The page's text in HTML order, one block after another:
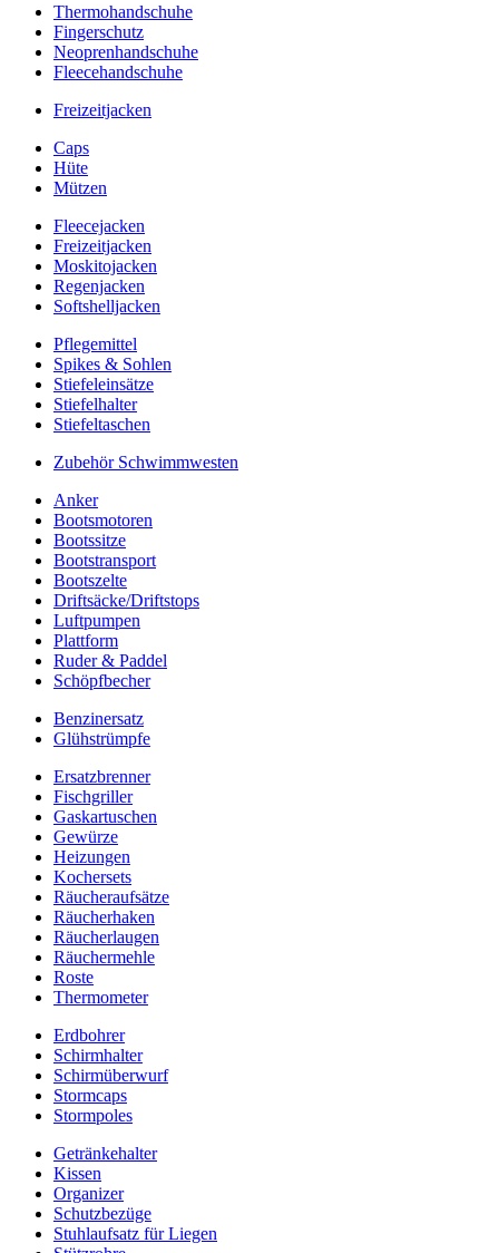
Thermohandschuhe
Fingerschutz
Neoprenhandschuhe
Fleecehandschuhe
Freizeitjacken
Caps
Hüte
Mützen
Fleecejacken
Freizeitjacken
Moskitojacken
Regenjacken
Softshelljacken
Pflegemittel
Spikes & Sohlen
Stiefeleinsätze
Stiefelhalter
Stiefeltaschen
Zubehör Schwimmwesten
Anker
Bootsmotoren
Bootssitze
Bootstransport
Bootszelte
Driftsäcke/Driftstops
Luftpumpen
Plattform
Ruder & Paddel
Schöpfbecher
Benzinersatz
Glühstrümpfe
Ersatzbrenner
Fischgriller
Gaskartuschen
Gewürze
Heizungen
Kochersets
Räucheraufsätze
Räucherhaken
Räucherlaugen
Räuchermehle
Roste
Thermometer
Erdbohrer
Schirmhalter
Schirmüberwurf
Stormcaps
Stormpoles
Getränkehalter
Kissen
Organizer
Schutzbezüge
Stuhlaufsatz für Liegen